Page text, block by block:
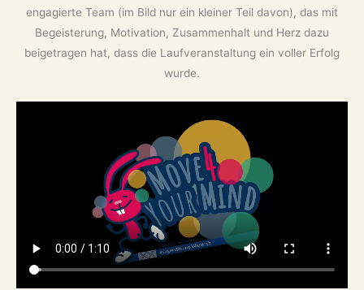
engagierte Team (im Bild nur ein kleiner Teil davon), das mit
Begeisterung, Motivation, Zusammenhalt und Herz dazu
beigetragen hat, dass die Laufveranstaltung ein voller Erfolg
wurde.